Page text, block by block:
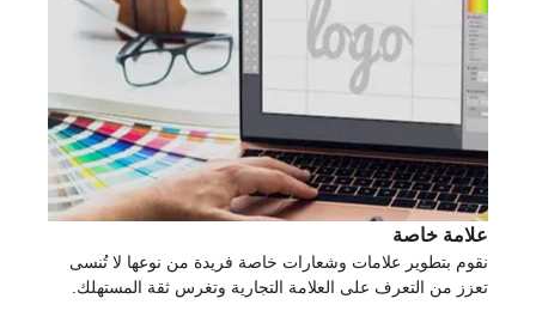
علامة خاصة
نقوم بتطوير علامات وشعارات خاصة فريدة من نوعها لا تُنسى
تعزز من التعرف على العلامة التجارية وتغرس ثقة المستهلك.